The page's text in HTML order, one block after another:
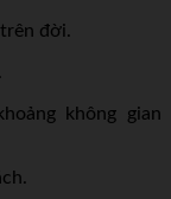
đời.
không gian